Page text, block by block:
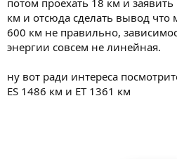
потом проехать 18 км и
км и отсюда сделать вывод что
600 км не правильно,
энергии совсем не линейная.
ну вот ради интереса
ЕS 1486 км и ET 1361 км